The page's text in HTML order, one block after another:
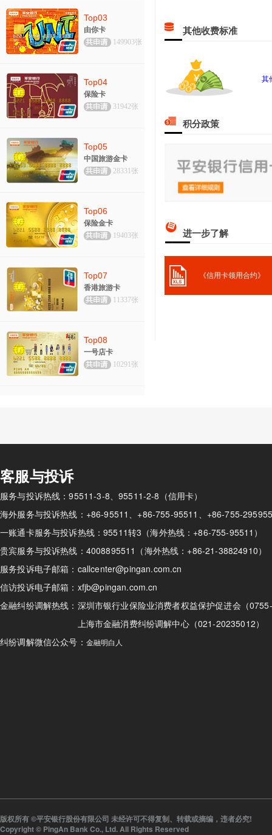
Top03
由你卡
149903张
Top04
保险卡
31942张
Top05
中国旅游金卡
28331张
Top06
保险金卡
19403张
Top07
香港旅游卡
11337张
Top08
一号店卡
10291张
其他收费标准
其
积分政策
进一步了解
《信用卡领用合约》
客服与投诉
服务与投诉热线：95511-3-8、95511-2-8（信用卡）
海外服务与投诉热线：+86-95511、+86-755-95511、+86-755-
一账通卡服务与投诉热线：95511转3（海外热线：+86-755-95511）
贵宾服务与投诉热线：4008895511（海外热线：+86-21-38824910）
服务投诉电子邮箱：callcenter@pingan.com.cn
信访投诉电子邮箱：xfjb@pingan.com.cn
金融纠纷调解热线： 深圳市银行业保险业消费者权益保护促进会（
上海市金融消费纠纷调解中心（021-20235012）
纠纷调解微信公众号： 金融明白人
版权所有 ©平安银行股份有限公司 未经许可不得复制、转载或摘编，违者必究!
Copyright © PingAn Bank Co., Ltd. All Rights Reserved